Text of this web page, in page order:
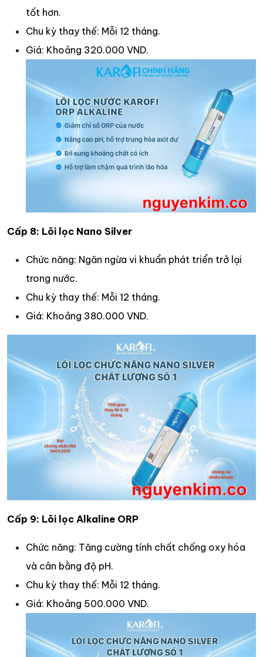
tốt hơn.​
Chu kỳ thay thế: Mỗi 12 tháng.​
Giá: Khoảng 320.000 VND.
Cấp 8: Lõi lọc Nano Silver
Chức năng: Ngăn ngừa vi khuẩn phát triển trở lại
trong nước.​
Chu kỳ thay thế: Mỗi 12 tháng.​
Giá: Khoảng 380.000 VND.
Cấp 9: Lõi lọc Alkaline ORP
Chức năng: Tăng cường tính chất chống oxy hóa
và cân bằng độ pH.​
Chu kỳ thay thế: Mỗi 12 tháng.​
Giá: Khoảng 500.000 VND.